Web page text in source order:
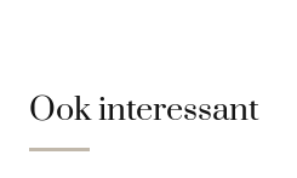
Ook interessant